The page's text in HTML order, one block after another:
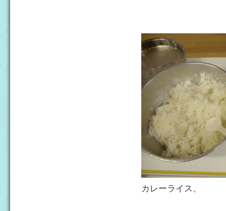
カレーライス、